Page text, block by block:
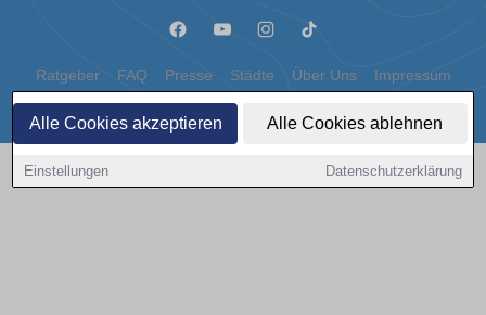
Alle Cookies akzeptieren Alle Cookies ablehnen
Einstellungen Datenschutzerklärung
Ratgeber FAQ Presse Städte Über Uns Impressum
Datenschutz Cookies
Copyright © 2000 - 2026 | 1A Infosysteme GmbH | Content by: 1a-sites-autos